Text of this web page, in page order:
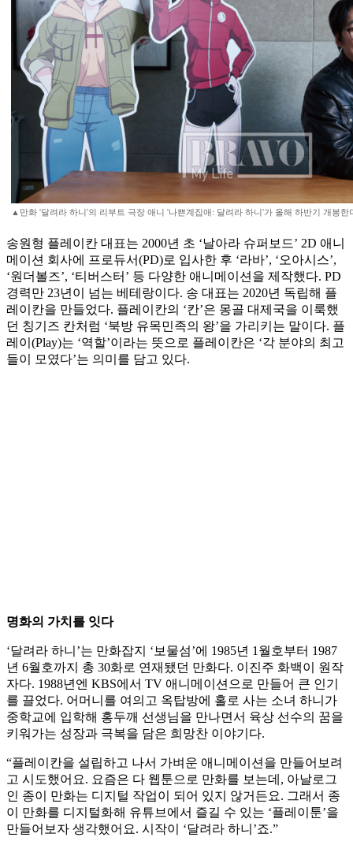
▲만화 '달려라 하니'의 리부트 극장 애니 '나쁜계집애: 달려라 하니'가 올해 하반기 개봉한
송원형 플레이칸 대표는 2000년 초 ‘날아라 슈퍼보드’ 2D 애니
메이션 회사에 프로듀서(PD)로 입사한 후 ‘라바’, ‘오아시스’,
‘원더볼즈’, ‘티버스터’ 등 다양한 애니메이션을 제작했다. PD
경력만 23년이 넘는 베테랑이다. 송 대표는 2020년 독립해 플
레이칸을 만들었다. 플레이칸의 ‘칸’은 몽골 대제국을 이룩했
던 칭기즈 칸처럼 ‘북방 유목민족의 왕’을 가리키는 말이다. 플
레이(Play)는 ‘역할’이라는 뜻으로 플레이칸은 ‘각 분야의 최고
들이 모였다’는 의미를 담고 있다.
명화의 가치를 잇다
‘달려라 하니’는 만화잡지 ‘보물섬’에 1985년 1월호부터 1987
년 6월호까지 총 30화로 연재됐던 만화다. 이진주 화백이 원작
자다. 1988년엔 KBS에서 TV 애니메이션으로 만들어 큰 인기
를 끌었다. 어머니를 여의고 옥탑방에 홀로 사는 소녀 하니가
중학교에 입학해 홍두깨 선생님을 만나면서 육상 선수의 꿈을
키워가는 성장과 극복을 담은 희망찬 이야기다.
“플레이칸을 설립하고 나서 가벼운 애니메이션을 만들어보려
고 시도했어요. 요즘은 다 웹툰으로 만화를 보는데, 아날로그
인 종이 만화는 디지털 작업이 되어 있지 않거든요. 그래서 종
이 만화를 디지털화해 유튜브에서 즐길 수 있는 ‘플레이툰’을
만들어보자 생각했어요. 시작이 ‘달려라 하니’죠.”